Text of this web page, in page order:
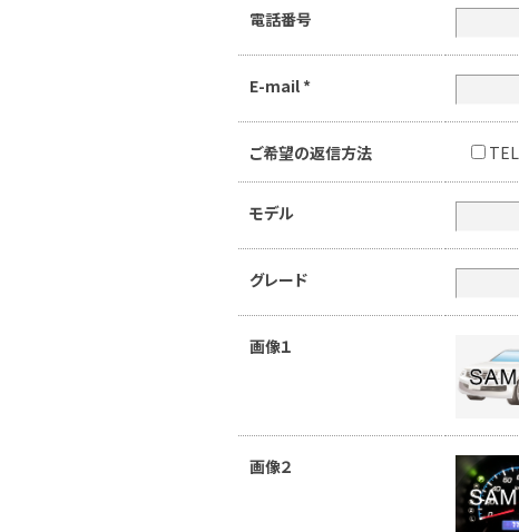
電話番号
E-mail *
ご希望の返信方法 TEL
モデル
グレード
画像１
画像２